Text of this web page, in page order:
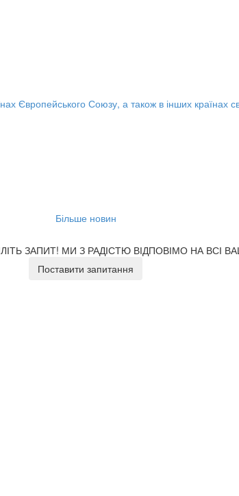
Європейського Союзу, а також в інших країнах
Більше новин
ЗАПИТ! МИ З РАДІСТЮ ВІДПОВІМО НА ВСІ
Поставити запитання